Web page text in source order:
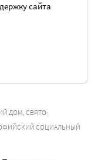
сайта
ДОМ, СВЯТО-
СОЦИАЛЬНЫЙ